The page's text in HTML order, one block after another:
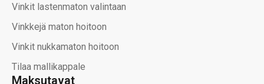
Maksutavat
Vinkit lastenmaton valintaan
Vinkkejä maton hoitoon
Vinkit nukkamaton hoitoon
Tilaa mallikappale